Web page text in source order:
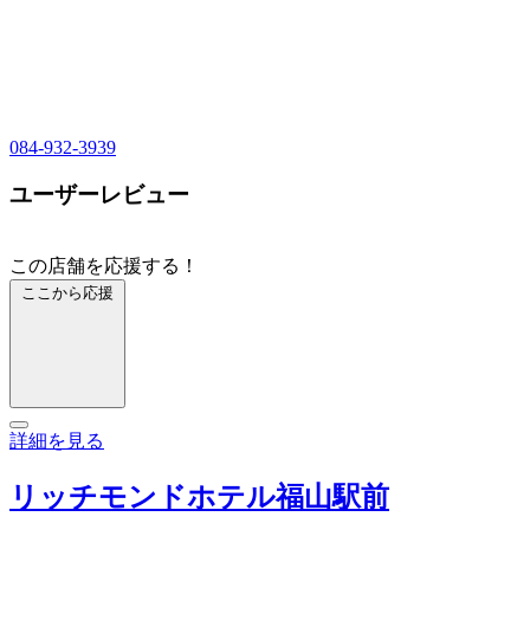
084-932-3939
ユーザーレビュー
この店舗を応援する！
ここから応援
詳細を見る
リッチモンドホテル福山駅前